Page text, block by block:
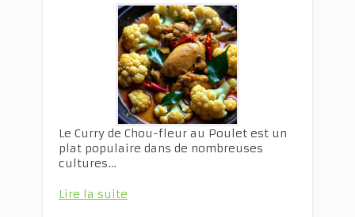
Le Curry de Chou-fleur au Poulet est un
plat populaire dans de nombreuses
cultures…
Lire la suite